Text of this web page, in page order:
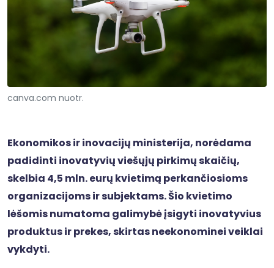
canva.com nuotr.
Ekonomikos ir inovacijų ministerija, norėdama
padidinti inovatyvių viešųjų pirkimų skaičių,
skelbia 4,5 mln. eurų kvietimą perkančiosioms
organizacijoms ir subjektams. Šio kvietimo
lėšomis numatoma galimybė įsigyti inovatyvius
produktus ir prekes, skirtas neekonominei veiklai
vykdyti.